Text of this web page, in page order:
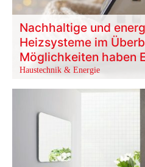
Nachhaltige und
Heizsysteme im
Möglichkeiten haben
Haustechnik & Energie